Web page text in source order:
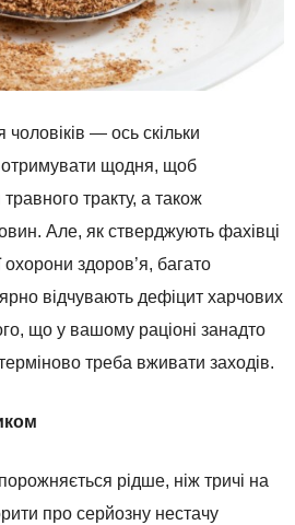
чоловіків — ось скільки
отримувати щодня, щоб
тракту, а також
Але, як стверджують фахівці
охорони здоров’я, багато
відчувають дефіцит харчових
що у вашому раціоні занадто
треба вживати заходів.
рідше, ніж тричі на
про серйозну нестачу